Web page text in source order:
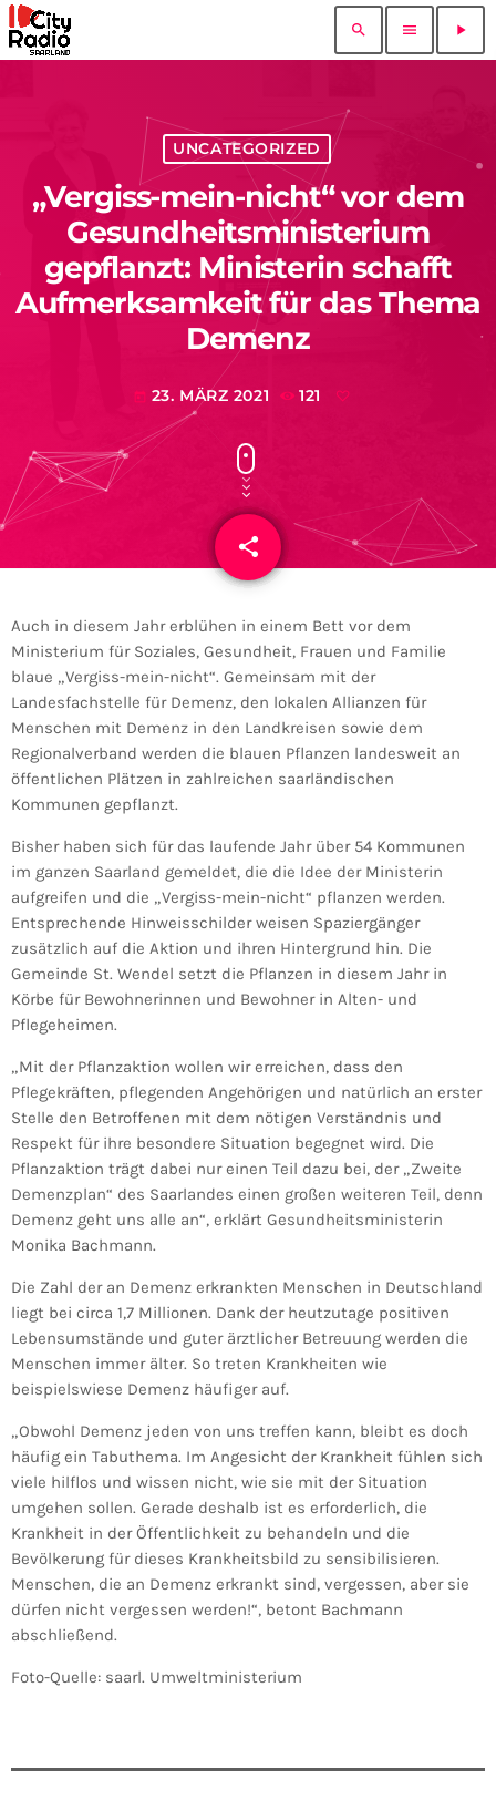
search menu play_arrow
UNCATEGORIZED
„Vergiss-mein-nicht“ vor dem
Gesundheitsministerium
gepflanzt: Ministerin schafft
Aufmerksamkeit für das Thema
Demenz
today 23. MÄRZ 2021 121
share
email
Auch in diesem Jahr erblühen in einem Bett vor dem
Ministerium für Soziales, Gesundheit, Frauen und Familie
blaue „Vergiss-mein-nicht“. Gemeinsam mit der
Landesfachstelle für Demenz, den lokalen Allianzen für
Menschen mit Demenz in den Landkreisen sowie dem
Regionalverband werden die blauen Pflanzen landesweit an
öffentlichen Plätzen in zahlreichen saarländischen
Kommunen gepflanzt.
Bisher haben sich für das laufende Jahr über 54 Kommunen
im ganzen Saarland gemeldet, die die Idee der Ministerin
aufgreifen und die „Vergiss-mein-nicht“ pflanzen werden.
Entsprechende Hinweisschilder weisen Spaziergänger
zusätzlich auf die Aktion und ihren Hintergrund hin. Die
Gemeinde St. Wendel setzt die Pflanzen in diesem Jahr in
Körbe für Bewohnerinnen und Bewohner in Alten- und
Pflegeheimen.
„Mit der Pflanzaktion wollen wir erreichen, dass den
Pflegekräften, pflegenden Angehörigen und natürlich an erster
Stelle den Betroffenen mit dem nötigen Verständnis und
Respekt für ihre besondere Situation begegnet wird. Die
Pflanzaktion trägt dabei nur einen Teil dazu bei, der „Zweite
Demenzplan“ des Saarlandes einen großen weiteren Teil, denn
Demenz geht uns alle an“, erklärt Gesundheitsministerin
Monika Bachmann.
Die Zahl der an Demenz erkrankten Menschen in Deutschland
liegt bei circa 1,7 Millionen. Dank der heutzutage positiven
Lebensumstände und guter ärztlicher Betreuung werden die
Menschen immer älter. So treten Krankheiten wie
beispielswiese Demenz häufiger auf.
„Obwohl Demenz jeden von uns treffen kann, bleibt es doch
häufig ein Tabuthema. Im Angesicht der Krankheit fühlen sich
viele hilflos und wissen nicht, wie sie mit der Situation
umgehen sollen. Gerade deshalb ist es erforderlich, die
Krankheit in der Öffentlichkeit zu behandeln und die
Bevölkerung für dieses Krankheitsbild zu sensibilisieren.
Menschen, die an Demenz erkrankt sind, vergessen, aber sie
dürfen nicht vergessen werden!“, betont Bachmann
abschließend.
Foto-Quelle: saarl. Umweltministerium